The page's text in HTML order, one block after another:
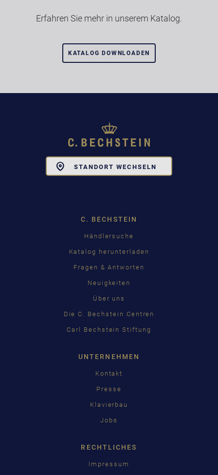
Erfahren Sie mehr in unserem Katalog.
KATALOG DOWNLOADEN
STANDORT WECHSELN
C. BECHSTEIN
Händlersuche
Katalog herunterladen
Fragen & Antworten
Neuigkeiten
Über uns
Die C. Bechstein Centren
Carl Bechstein Stiftung
UNTERNEHMEN
Kontakt
Presse
Klavierbau
Jobs
RECHTLICHES
Impressum